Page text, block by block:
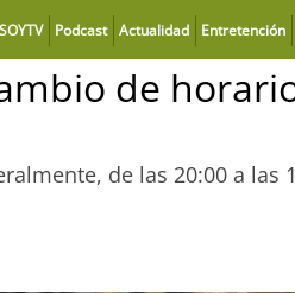
SOYTV Podcast Actualidad Entretención
de
de las 20:00 a las